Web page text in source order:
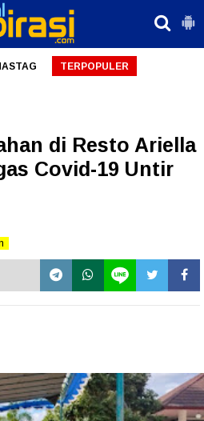
TERPOPULER
di Resto Ariella
Covid-19 Untir